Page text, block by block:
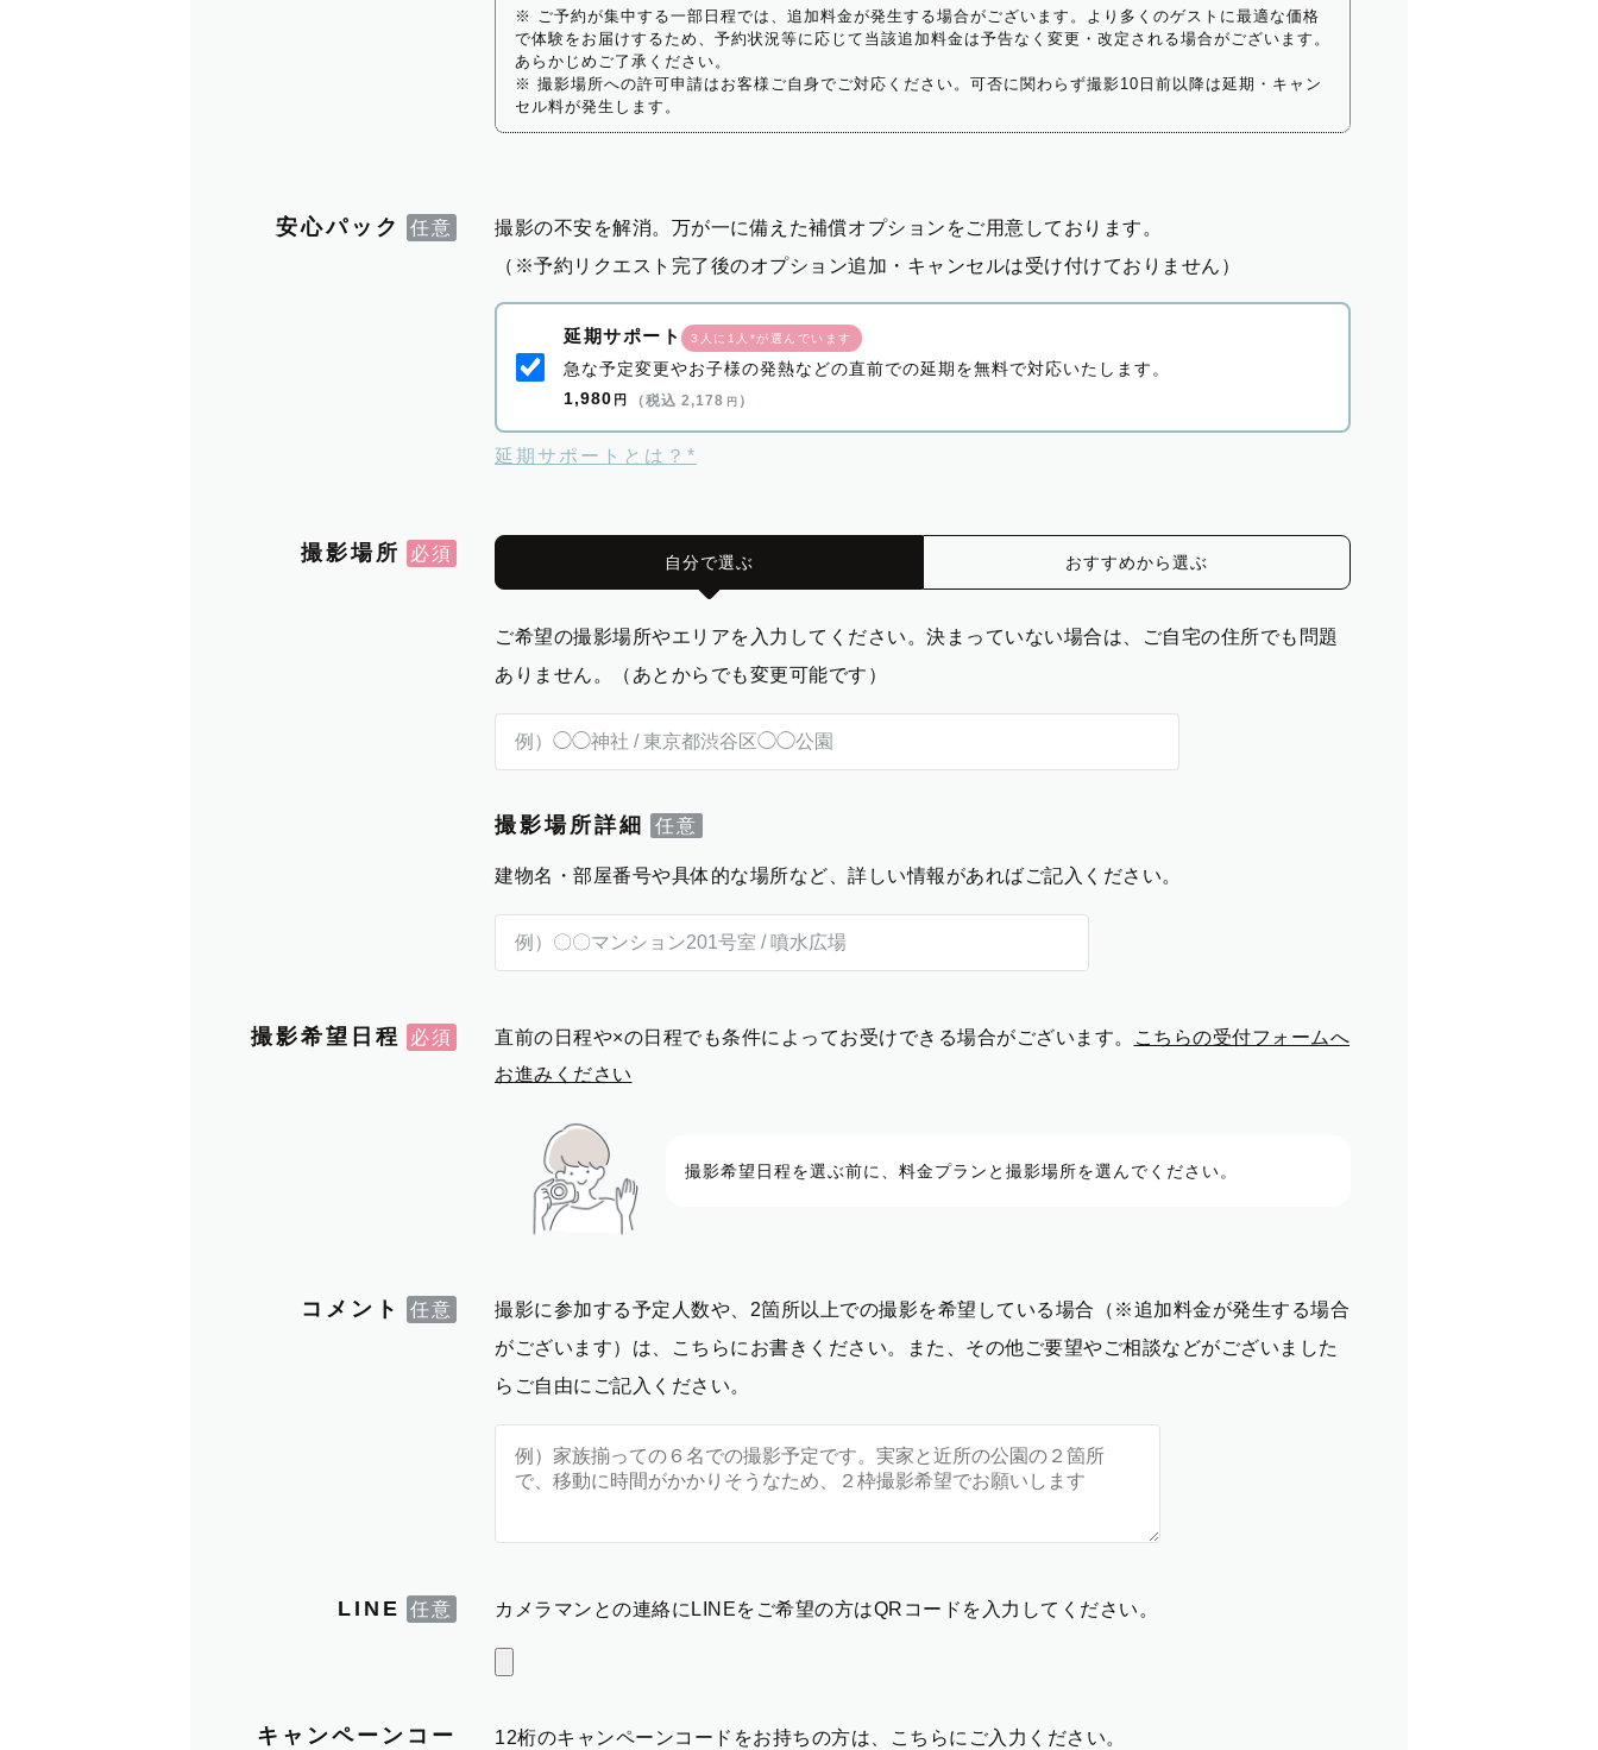
※ ご予約が集中する一部日程では、追加料金が発生する場合がございます。より多くのゲストに最適な価格
で体験をお届けするため、予約状況等に応じて当該追加料金は予告なく変更・改定される場合がございます。
あらかじめご了承ください。
※ 撮影場所への許可申請はお客様ご自身でご対応ください。可否に関わらず撮影10日前以降は延期・キャン
セル料が発生します。
安心パック
撮影の不安を解消。万が一に備えた補償オプションをご用意しております。
（※予約リクエスト完了後のオプション追加・キャンセルは受け付けておりません）
延期サポート 3人に1人*が選んでいます
急な予定変更やお子様の発熱などの直前での延期を無料で対応いたします。
1,980 円 （税込 2,178 円 ）
延期サポートとは？*
撮影場所 自分で選ぶ おすすめから選ぶ
ご希望の撮影場所やエリアを入力してください。決まっていない場合は、ご自宅の住所でも問題
ありません。（あとからでも変更可能です）
撮影場所詳細
建物名・部屋番号や具体的な場所など、詳しい情報があればご記入ください。
撮影希望日程 直前の日程や×の日程でも条件によってお受けできる場合がございます。
こちらの受付フォームへ
お進みください
撮影希望日程を選ぶ前に、料金プランと撮影場所を選んでください。
コメント
撮影に参加する予定人数や、2箇所以上での撮影を希望している場合（※追加料金が発生する場合
がございます）は、こちらにお書きください。また、その他ご要望やご相談などがございました
らご自由にご記入ください。
LINE カメラマンとの連絡にLINEをご希望の方はQRコードを入力してください。
キャンペーンコー 12桁のキャンペーンコードをお持ちの方は、こちらにご入力ください。